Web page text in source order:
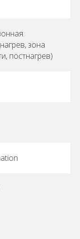
зона
постнагрев)